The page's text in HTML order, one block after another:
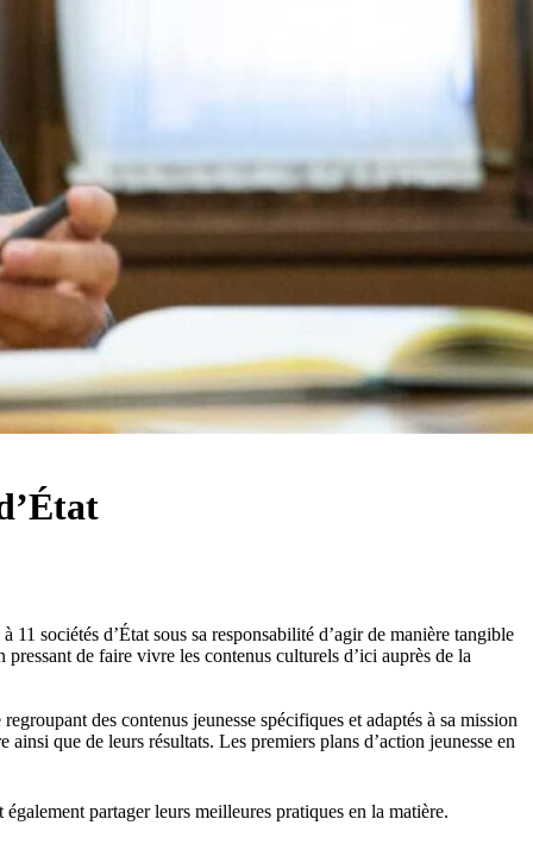
sociétés d’État sous sa responsabilité d’agir de manière tangible
de faire vivre les contenus culturels d’ici auprès de la
des contenus jeunesse spécifiques et adaptés à sa mission
que de leurs résultats. Les premiers plans d’action jeunesse en
partager leurs meilleures pratiques en la matière.